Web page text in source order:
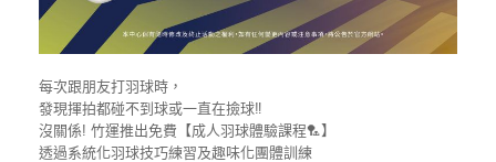
每次跟朋友打羽球時，
發現揮拍都碰不到球或一直在撿球‼️
沒關係! 竹運推出免費【成人羽球體驗課程🏸】
透過系統化羽球技巧練習及趣味化團體訓練